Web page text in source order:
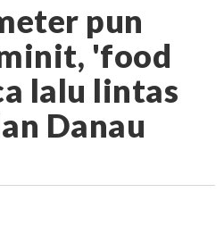
pun
'food
lalu lintas
Danau